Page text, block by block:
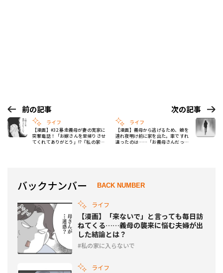
前の記事
ライフ
【漫画】#32 暴走義母が妻の実家に
突撃電話！「お嫁さんを里帰りさせ
てくれてありがとう」!?『私の家に
次の記事
ライフ
【漫画】義母から逃げるため、娘を
連れ夜明け前に家を出た。車ですれ
違ったのは……「お義母さんだった
バックナンバー BACK NUMBER
ライフ
【漫画】「来ないで」と言っても毎日訪
ねてくる……義母の襲来に悩む夫婦が出
した結論とは？
私の家に入らないで
ライフ